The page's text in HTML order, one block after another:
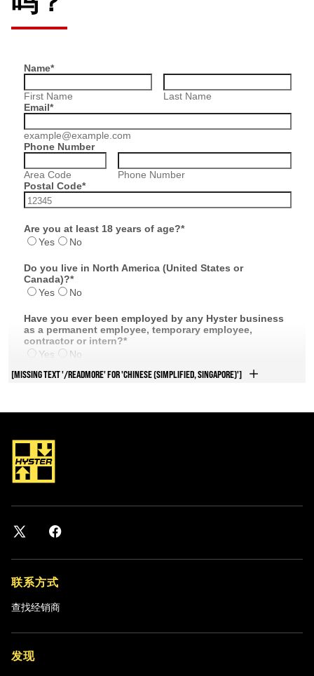
[MISSING TEXT '/READMORE' FOR 'CHINESE (SIMPLIFIED, SINGAPORE)']
联系方式
查找经销商
发现